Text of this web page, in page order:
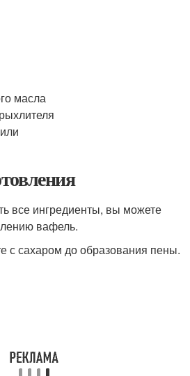
масла
все ингредиенты, вы можете
вафель.
с сахаром до образования пены.